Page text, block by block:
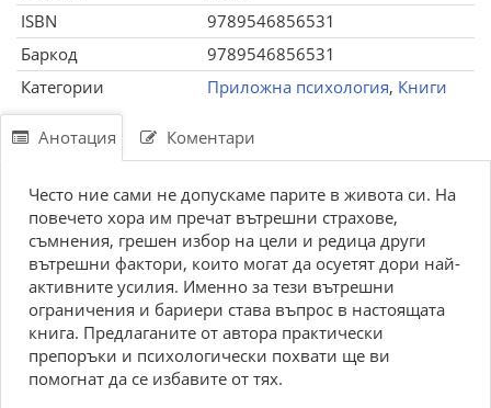
ISBN
9789546856531
Баркод
9789546856531
Категории
Приложна психология, Книги
Анотация Коментари
Често ние сами не допускаме парите в живота си. На
повечето хора им пречат вътрешни страхове,
съмнения, грешен избор на цели и редица други
вътрешни фактори, които могат да осуетят дори най-
активните усилия. Именно за тези вътрешни
ограничения и бариери става въпрос в настоящата
книга. Предлаганите от автора практически
препоръки и психологически похвати ще ви
помогнат да се избавите от тях.